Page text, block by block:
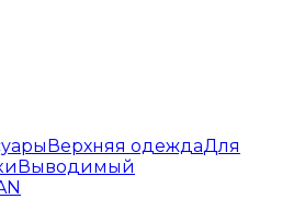
Верхняя одеждаДля
Выводимый